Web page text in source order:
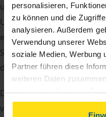
personalisieren,
zu können und die
analysieren. Außerdem
Verwendung unserer
soziale Medien, Werbung
Partner führen diese
weiteren Daten
haben oder die sie im
gesammelt haben. Indem
können Sie der
unsere Beraterinnen und
Unterlagen von Ihnen.
elektronische
die Bescheinigung über
Damit Sie sich gut
vielen Nachweise